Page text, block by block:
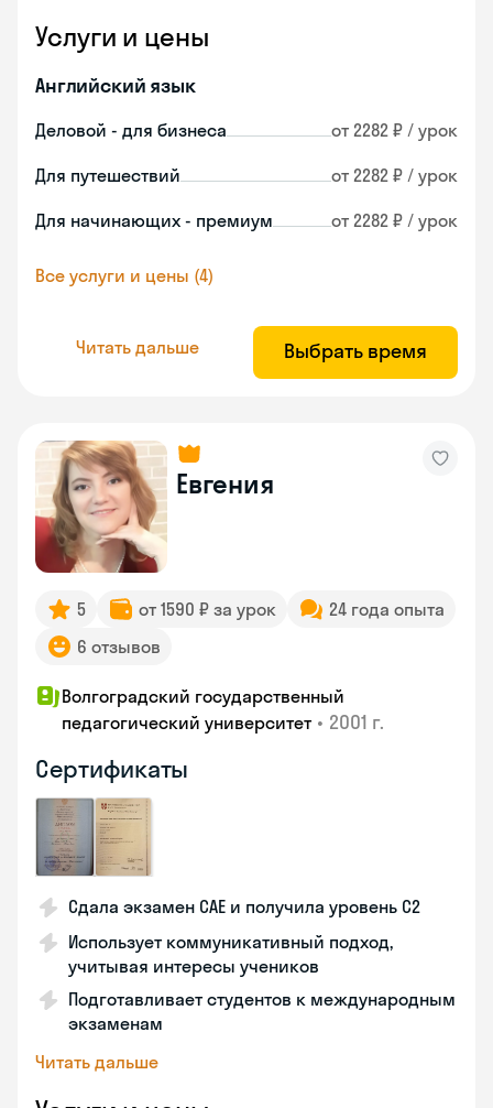
Услуги и цены
Английский язык
Деловой - для бизнеса от 2282 ₽ / урок
Для путешествий от 2282 ₽ / урок
Для начинающих - премиум от 2282 ₽ / урок
Все услуги и цены (4)
Читать дальше Выбрать время
Евгения
5 от 1590 ₽ за урок
24 года опыта
6 отзывов
Волгоградский государственный
педагогический университет • 2001 г.
Сертификаты
Сдала экзамен CAE и получила уровень С2
Использует коммуникативный подход,
учитывая интересы учеников
Подготавливает студентов к международным
экзаменам
Читать дальше